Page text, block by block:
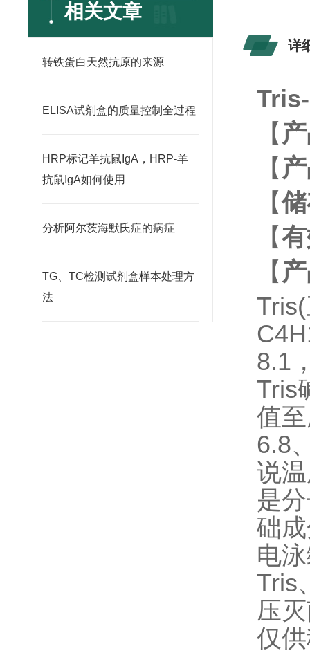
相关文章
转铁蛋白天然抗原的来源
ELISA试剂盒的质量控制全过程
HRP标记羊抗鼠IgA，HRP-羊
抗鼠IgA如何使用
分析阿尔茨海默氏症的病症
TG、TC检测试剂盒样本处理方
法
详
【
【
【
【
【
8.1
Tris
值
6.8
说
是
础
电
Tris
压
仅